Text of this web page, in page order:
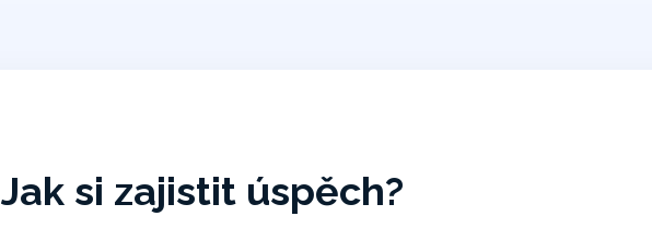
Jak si zajistit úspěch?